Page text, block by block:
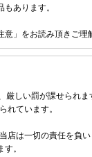
あります。
」をお読み頂きご理
しい罰が課せられま
れています。
店は一切の責任を負い
。